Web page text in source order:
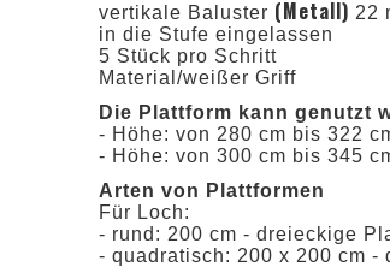
vertikale Baluster (Metall) 22
in die Stufe eingelassen
5 Stück pro Schritt
Material/weißer Griff
Die Plattform kann genutzt
- Höhe: von 280 cm bis 322
- Höhe: von 300 cm bis 345
Arten von Plattformen
Für Loch:
- rund: 200 cm - dreieckige
- quadratisch: 200 x 200 cm -